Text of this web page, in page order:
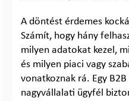
A döntést érdemes
Számít, hogy hány
milyen adatokat kezel,
és milyen piaci vagy
vonatkoznak rá. Egy
nagyvállalati ügyfél